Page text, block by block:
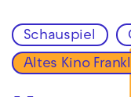
Zur
Zum Hauptinhalt
Schauspiel
Altes Kino